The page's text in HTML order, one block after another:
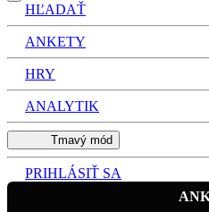
HĽADAŤ
ANKETY
HRY
ANALYTIK
Tmavý mód
PRIHLÁSIŤ SA